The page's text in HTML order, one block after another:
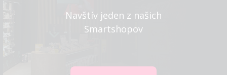
Navštív jeden z našich
Smartshopov